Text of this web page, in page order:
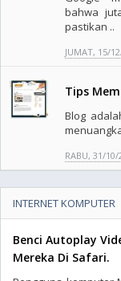
bahwa
pastikan ..
JUMAT, 15/
Tips
Blog
RABU, 31/
INTERNET KOMPUTER
Benci Autoplay
Mereka Di Safari.